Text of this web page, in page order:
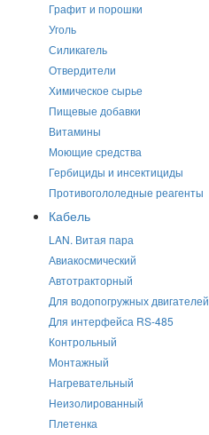
Графит и порошки
Уголь
Силикагель
Отвердители
Химическое сырье
Пищевые добавки
Витамины
Моющие средства
Гербициды и инсектициды
Противогололедные реагенты
Кабель
LAN. Витая пара
Авиакосмический
Автотракторный
Для водопогружных двигателей
Для интерфейса RS-485
Контрольный
Монтажный
Нагревательный
Неизолированный
Плетенка